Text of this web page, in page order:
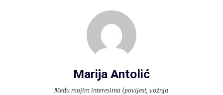
Marija Antolić
Među mojim interesima (povijest, vožnja